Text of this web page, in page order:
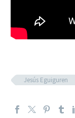
Jesús Eguiguren